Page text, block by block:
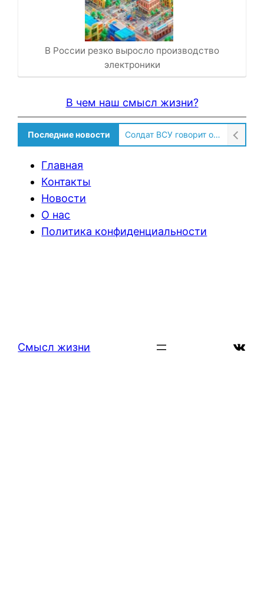
В России резко выросло производство
электроники
В чем наш смысл жизни?
Последние новости Солдат ВСУ говорит о том, чтобы продавали топливо для ремонта техники в Угледаре
Главная
Контакты
Новости
О нас
Политика конфиденциальности
Смысл жизни